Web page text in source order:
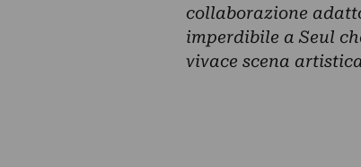
collaborazione
imperdibile a Seul
vivace scena